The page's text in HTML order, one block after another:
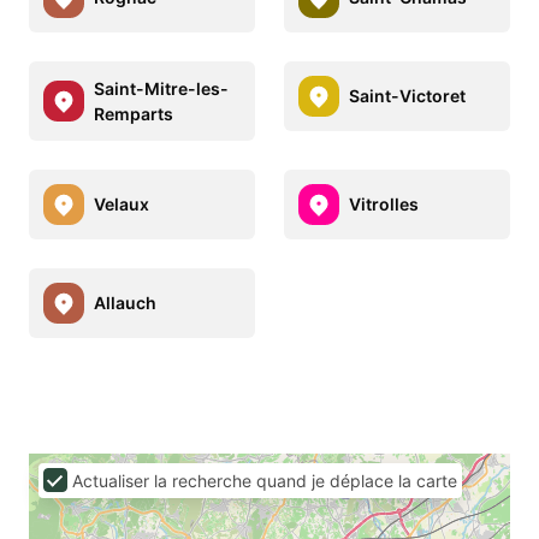
Saint-Mitre-les-
Remparts
Saint-Victoret
Velaux Vitrolles
Allauch
Actualiser la recherche quand je déplace la carte